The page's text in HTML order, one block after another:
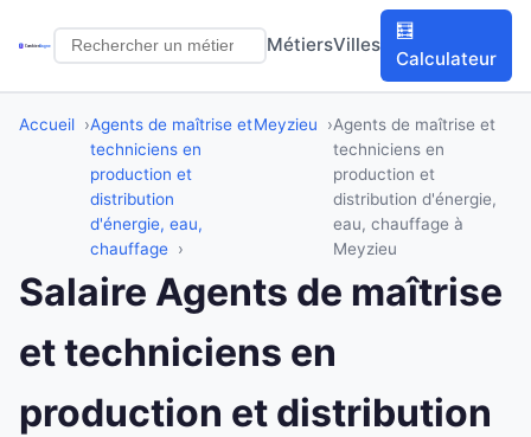
MétiersVilles
🧮
Calculateur
Accueil
Agents de maîtrise et
techniciens en
production et
distribution
d'énergie, eau,
chauffage
Meyzieu
Agents de maîtrise et
techniciens en
production et
distribution d'énergie,
eau, chauffage à
Meyzieu
Salaire Agents de maîtrise
et techniciens en
production et distribution